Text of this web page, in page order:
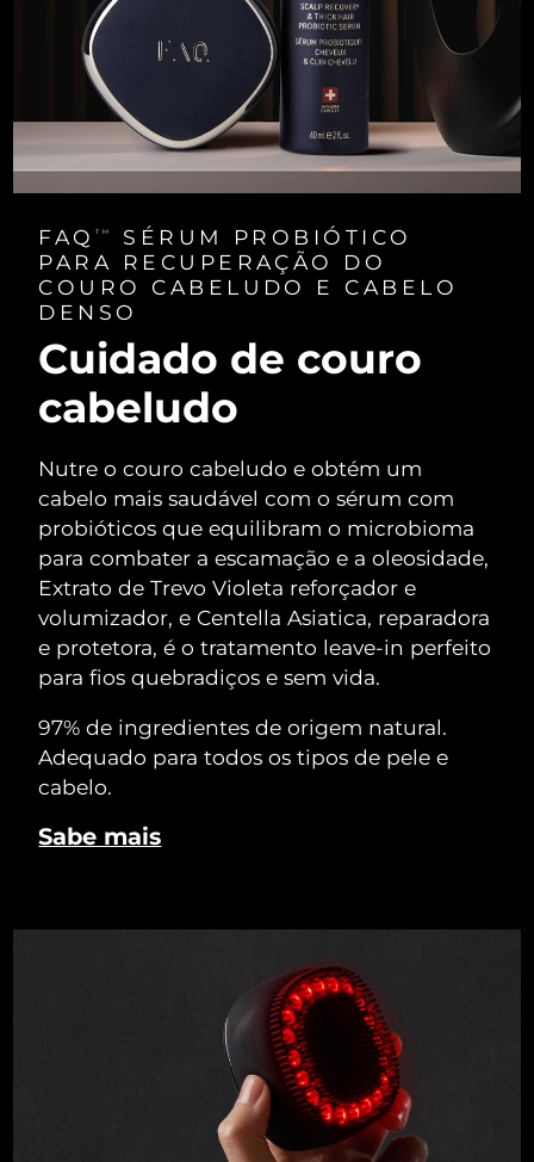
FAQ TM
SÉRUM PROBIÓTICO
PARA RECUPERAÇÃO DO
COURO CABELUDO E CABELO
DENSO
Cuidado de couro
cabeludo
Nutre o couro cabeludo e obtém um
cabelo mais saudável com o sérum com
probióticos que equilibram o microbioma
para combater a escamação e a oleosidade,
Extrato de Trevo Violeta reforçador e
volumizador, e Centella Asiatica, reparadora
e protetora, é o tratamento leave-in perfeito
para fios quebradiços e sem vida.
97% de ingredientes de origem natural.
Adequado para todos os tipos de pele e
cabelo.
Sabe mais